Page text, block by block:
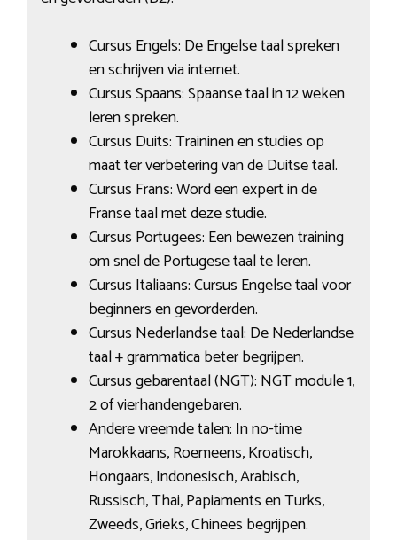
Cursus Engels: De Engelse taal spreken
en schrijven via internet.
Cursus Spaans: Spaanse taal in 12 weken
leren spreken.
Cursus Duits: Traininen en studies op
maat ter verbetering van de Duitse taal.
Cursus Frans: Word een expert in de
Franse taal met deze studie.
Cursus Portugees: Een bewezen training
om snel de Portugese taal te leren.
Cursus Italiaans: Cursus Engelse taal voor
beginners en gevorderden.
Cursus Nederlandse taal: De Nederlandse
taal + grammatica beter begrijpen.
Cursus gebarentaal (NGT): NGT module 1,
2 of vierhandengebaren.
Andere vreemde talen: In no-time
Marokkaans, Roemeens, Kroatisch,
Hongaars, Indonesisch, Arabisch,
Russisch, Thai, Papiaments en Turks,
Zweeds, Grieks, Chinees begrijpen.